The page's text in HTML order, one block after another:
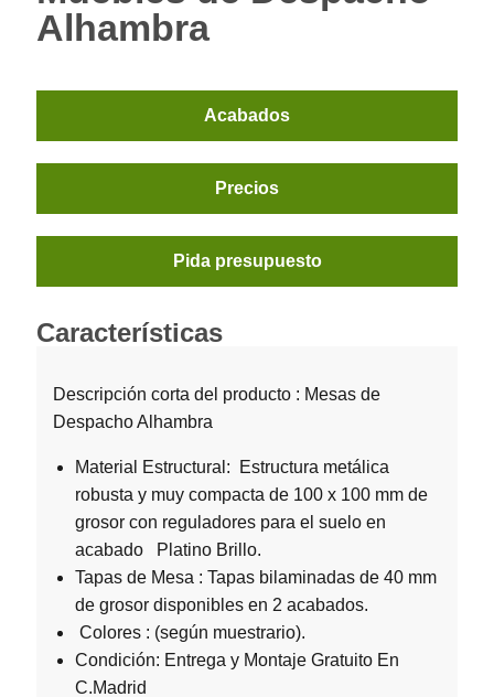
Alhambra
Acabados
Precios
Pida presupuesto
Características
Descripción corta del producto : Mesas de
Despacho Alhambra
Material Estructural: Estructura metálica
robusta y muy compacta de 100 x 100 mm de
grosor con reguladores para el suelo en
acabado Platino Brillo.
Tapas de Mesa : Tapas bilaminadas de 40 mm
de grosor disponibles en 2 acabados.
Colores : (según muestrario).
Condición: Entrega y Montaje Gratuito En
C.Madrid